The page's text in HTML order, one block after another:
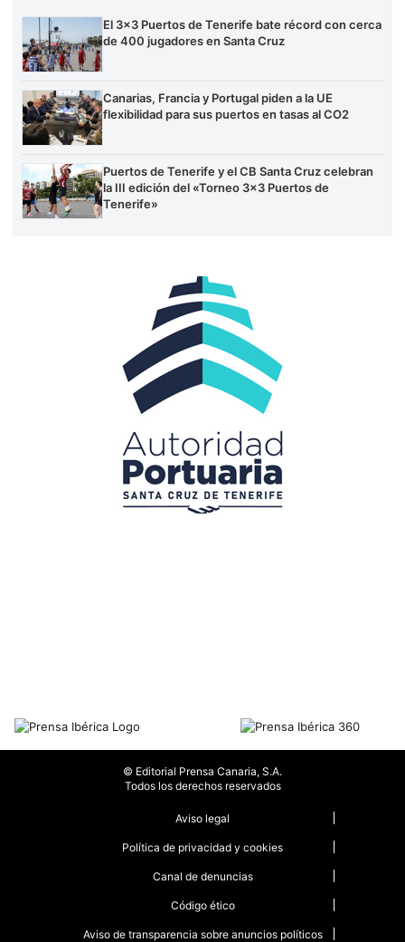
El 3×3 Puertos de Tenerife bate récord con cerca
de 400 jugadores en Santa Cruz
Canarias, Francia y Portugal piden a la UE
flexibilidad para sus puertos en tasas al CO2
Puertos de Tenerife y el CB Santa Cruz celebran
la III edición del «Torneo 3×3 Puertos de
Tenerife»
© Editorial Prensa Canaria, S.A.
Todos los derechos reservados
Aviso legal
Política de privacidad y cookies
Canal de denuncias
Código ético
Aviso de transparencia sobre anuncios políticos